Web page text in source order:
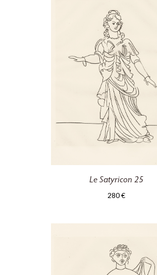
Le Satyricon 25
280€